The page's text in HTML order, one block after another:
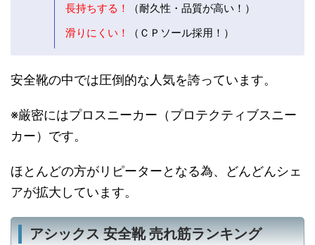
長持ちする！
（耐久性・品質が高い！）
滑りにくい！
（ＣＰソール採用！）
安全靴の中では圧倒的な人気を誇っています。
※厳密にはプロスニーカー（プロテクティブスニー
カー）です。
ほとんどの方がリピーターとなる為、どんどんシェ
アが拡大しています。
アシックス 安全靴 売れ筋ランキング